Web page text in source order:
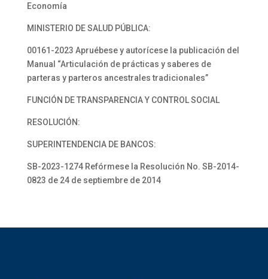
Economía
MINISTERIO DE SALUD PÚBLICA:
00161-2023 Apruébese y autorícese la publicación del
Manual “Articulación de prácticas y saberes de
parteras y parteros ancestrales tradicionales”
FUNCIÓN DE TRANSPARENCIA Y CONTROL SOCIAL
RESOLUCIÓN:
SUPERINTENDENCIA DE BANCOS:
SB-2023-1274 Refórmese la Resolución No. SB-2014-
0823 de 24 de septiembre de 2014